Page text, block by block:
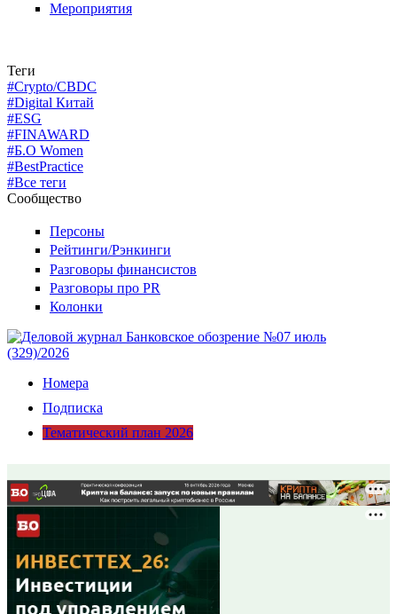
Мероприятия
Теги
#Crypto/CBDC
#Digital Китай
#ESG
#FINAWARD
#Б.О Women
#BestPractice
#Все теги
Сообщество
Персоны
Рейтинги/Рэнкинги
Разговоры финансистов
Разговоры про PR
Колонки
Номера
Подписка
Тематический план 2026